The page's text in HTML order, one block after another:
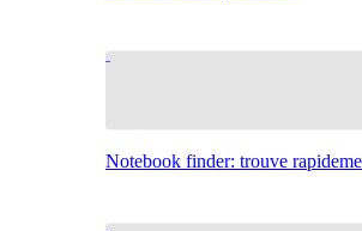
Notebook finder: trouve